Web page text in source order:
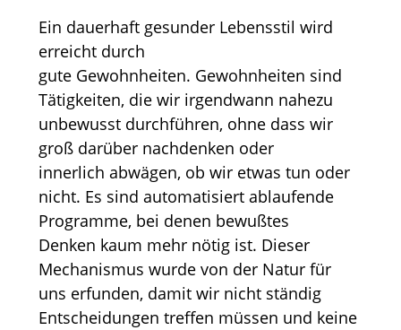
Ein dauerhaft gesunder Lebensstil wird
erreicht durch
gute Gewohnheiten. Gewohnheiten sind
Tätigkeiten, die wir irgendwann nahezu
unbewusst durchführen, ohne dass wir
groß darüber nachdenken oder
innerlich abwägen, ob wir etwas tun oder
nicht. Es sind automatisiert ablaufende
Programme, bei denen bewußtes
Denken kaum mehr nötig ist. Dieser
Mechanismus wurde von der Natur für
uns erfunden, damit wir nicht ständig
Entscheidungen treffen müssen und keine